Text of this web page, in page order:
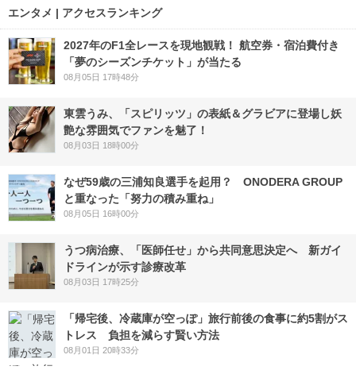
エンタメ | アクセスランキング
2027年のF1全レースを現地観戦！ 航空券・宿泊費付き
「夢のシーズンチケット」が当たる
08月05日 17時48分
東雲うみ、「スピリッツ」の表紙＆グラビアに登場し妖
艶な雰囲気でファンを魅了！
08月03日 18時00分
なぜ59歳の三浦知良選手を起用？ ONODERA GROUP
と重なった「努力の積み重ね」
08月05日 16時00分
うつ病治療、「医師任せ」から共同意思決定へ 新ガイ
ドラインが示す診療改革
08月03日 17時25分
「帰宅後、冷蔵庫が空っぽ」旅行前後の食事に約5割がス
トレス 負担を減らす賢い方法
08月01日 20時33分